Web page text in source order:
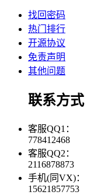
找回密码
热门排行
开源协议
免责声明
其他问题
联系方式
客服QQ1：
778412468
客服QQ2：
2116878873
手机(同VX)：
15621857753